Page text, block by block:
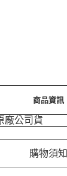
商品資訊
廠公司貨
購物須知